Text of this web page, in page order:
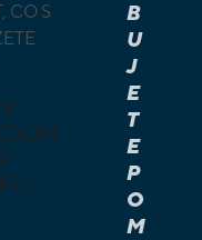
CO S
B
U
J
E
T
E
P
O
M